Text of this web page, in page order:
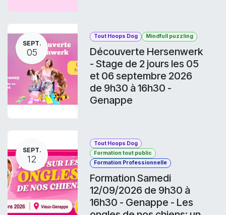
SEPT.
05
Tout Hoops Dog Mindfull puzzling
Découverte Hersenwerk
- Stage de 2 jours les 05
et 06 septembre 2026
de 9h30 à 16h30 -
Genappe
SEPT.
12
Tout Hoops Dog
Formation tout public
Formation Professionnelle
Formation Samedi
12/09/2026 de 9h30 à
16h30 - Genappe - Les